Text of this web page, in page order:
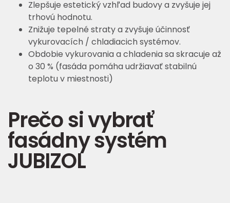
Zlepšuje estetický vzhľad budovy a zvyšuje jej
trhovú hodnotu.
Znižuje tepelné straty a zvyšuje účinnosť
vykurovacích / chladiacich systémov.
Obdobie vykurovania a chladenia sa skracuje až
o 30 % (fasáda pomáha udržiavať stabilnú
teplotu v miestnosti)
Prečo si vybrať
fasádny systém
JUBIZOL